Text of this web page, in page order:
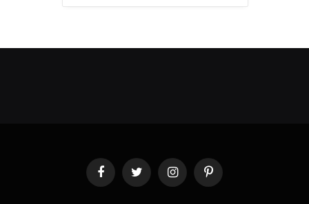
FacebookTwitter InstagramPinterest